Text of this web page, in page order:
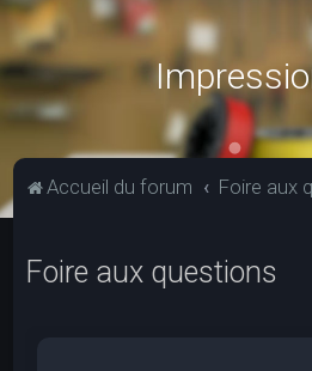
Accueil du forum Foire aux
Foire aux questions